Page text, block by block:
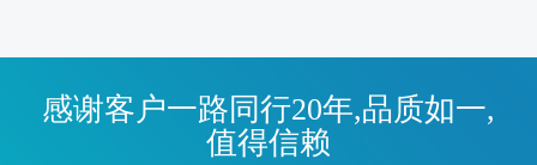
感谢客户一路同行20年,品质如一,
值得信赖